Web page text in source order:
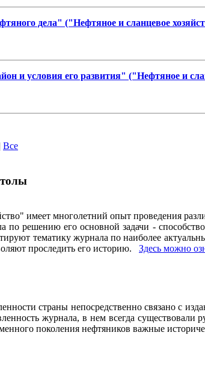
дела" ("Нефтяное и сланцевое
и условия его развития" ("Нефтяное и
Все
имеет многолетний опыт проведения
решению его основной задачи -
тематику журнала по наиболее
проследить его историю. Здесь можно
страны непосредственно связано с
журнала, в нем всегда
поколения нефтяников важные